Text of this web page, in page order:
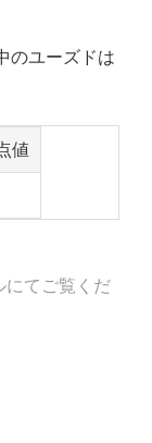
のユーズドは
値
にてご覧くだ